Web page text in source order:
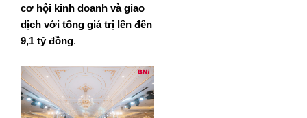
cơ hội kinh doanh và giao
dịch với tổng giá trị lên đến
9,1 tỷ đồng.